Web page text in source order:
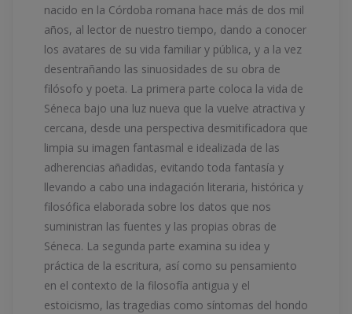
nacido en la Córdoba romana hace más de dos mil
años, al lector de nuestro tiempo, dando a conocer
los avatares de su vida familiar y pública, y a la vez
desentrañando las sinuosidades de su obra de
filósofo y poeta. La primera parte coloca la vida de
Séneca bajo una luz nueva que la vuelve atractiva y
cercana, desde una perspectiva desmitificadora que
limpia su imagen fantasmal e idealizada de las
adherencias añadidas, evitando toda fantasía y
llevando a cabo una indagación literaria, histórica y
filosófica elaborada sobre los datos que nos
suministran las fuentes y las propias obras de
Séneca. La segunda parte examina su idea y
práctica de la escritura, así como su pensamiento
en el contexto de la filosofía antigua y el
estoicismo, las tragedias como síntomas del hondo